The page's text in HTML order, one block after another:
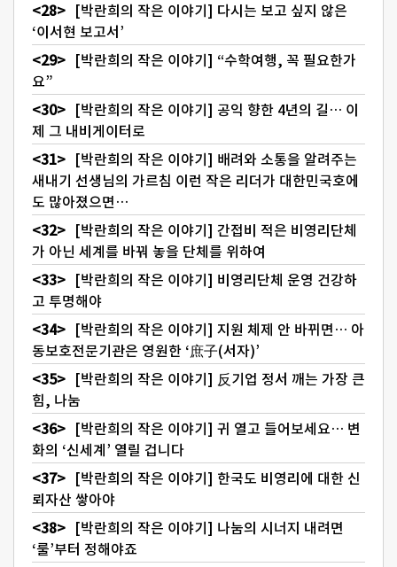
[박란희의 작은 이야기] 다시는 보고 싶지 않은
‘이서현 보고서’
[박란희의 작은 이야기] “수학여행, 꼭 필요한가
요”
[박란희의 작은 이야기] 공익 향한 4년의 길… 이
제 그 내비게이터로
[박란희의 작은 이야기] 배려와 소통을 알려주는
새내기 선생님의 가르침 이런 작은 리더가 대한민국호에
도 많아졌으면…
[박란희의 작은 이야기] 간접비 적은 비영리단체
가 아닌 세계를 바꿔 놓을 단체를 위하여
[박란희의 작은 이야기] 비영리단체 운영 건강하
고 투명해야
[박란희의 작은 이야기] 지원 체제 안 바뀌면… 아
동보호전문기관은 영원한 ‘庶子(서자)’
[박란희의 작은 이야기] 反기업 정서 깨는 가장 큰
힘, 나눔
[박란희의 작은 이야기] 귀 열고 들어보세요… 변
화의 ‘신세계’ 열릴 겁니다
[박란희의 작은 이야기] 한국도 비영리에 대한 신
뢰자산 쌓아야
[박란희의 작은 이야기] 나눔의 시너지 내려면
‘룰’부터 정해야죠